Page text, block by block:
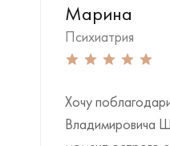
Марина
Психиатрия
Хочу
Владимировича